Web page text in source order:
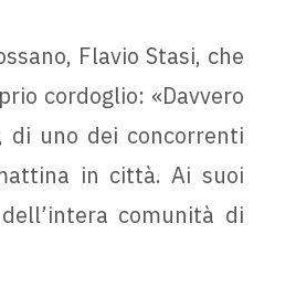
Flavio Stasi, che
cordoglio: «Davvero
di uno dei concorrenti
in città. Ai suoi
comunità di